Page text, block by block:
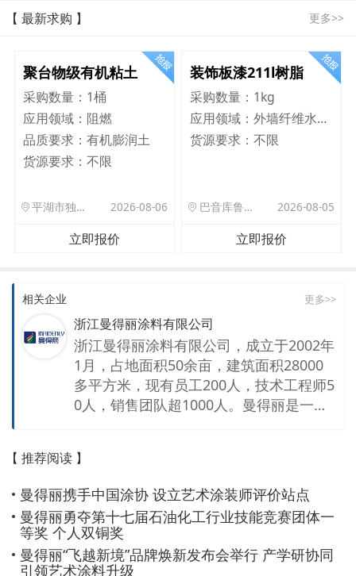
【 最新求购 】 更多>>
聚台物级有机粘土
采购数量： 1桶
应用领域： 阻燃
品质要求： 有机膨润土
货源要求： 不限
平湖市独山港镇集港路 589 号 2026-08-06
立即报价
装饰板漆211l树脂
采购数量： 1kg
应用领域：
外墙纤维水泥板
货源要求：不限
巴音库鲁提镇,托帕口岸六号库房 2026-08-05
立即报价
相关企业 更多>>
浙江曼得丽涂料有限公司
浙江曼得丽涂料有限公司，成立于2002年
1月，占地面积50余亩，建筑面积28000
多平方米，现有员工200人，技术工程师5
0人，销售团队超1000人。曼得丽是一家
队，销售网络覆盖全国。企业拥有先进的
生产控制设备和质量检测仪器，通过ISO9
001 ISO14001认证 ISO45001认证 十环
认证等环保性企业。同时是一家拥有国家
高新技术企业 省级高新技术研发中心等称
号的技术性企业。 主要产品包含内外墙乳
【 推荐阅读 】
曼得丽携手中国涂协 设立艺术涂装师评价站点
曼得丽勇夺第十七届石油化工行业技能竞赛团体一
等奖 个人双铜奖
曼得丽“飞越新境”品牌焕新发布会举行 产学研协同
引领艺术涂料升级